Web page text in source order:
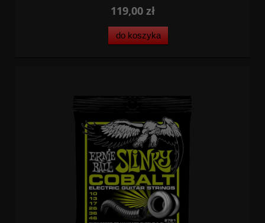
119,00 zł
do koszyka